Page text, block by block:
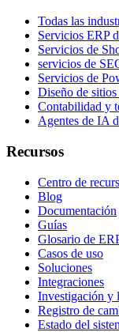
Todas las
Servicios ERP
Servicios de
servicios de
Servicios de
Diseño de
Contabilidad y
Agentes de IA
Recursos
Centro de
Blog
Documentación
Guías
Glosario de
Casos de uso
Soluciones
Integraciones
Investigación y
Registro de
Estado del